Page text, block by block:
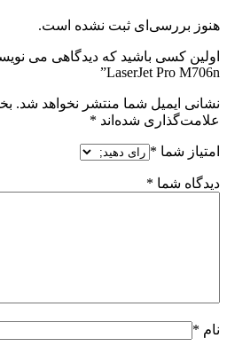
هنوز بررسی‌ای ثبت نشده است.
اولین کسی باشید که دیدگاهی می
LaserJet Pro M706n”
نشانی ایمیل شما منتشر نخواهد شد.
علامت‌گذاری شده‌اند *
امتیاز شما *
دیدگاه شما *
نام *